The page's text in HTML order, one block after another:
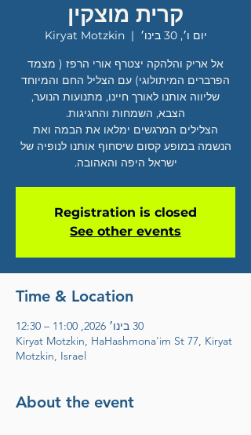
קרית מוצקין
יום ו׳, 30 בינו׳
  |
Kiryat Motzkin
אל אריק והלהקה יצטרף אורי הרפז ( מצמד
הפרברים המיתולוגי) עם הצליל החם והמיוחד
שליווה אותנו לאורך חיינו, מתנועות הנוער,
הצלילים המרגשים ימלאו את הבמה ואת
הנשמה במופע קסום שיסחוף אותנו לנופיה של
ישראל היפה והאהובה.
Registration is closed
See other events
Time & Location
30 בינו׳ 2026, 11:00 – 12:30
Kiryat Motzkin, HaHashmona'im St 77, Kiryat
Motzkin, Israel
About the event